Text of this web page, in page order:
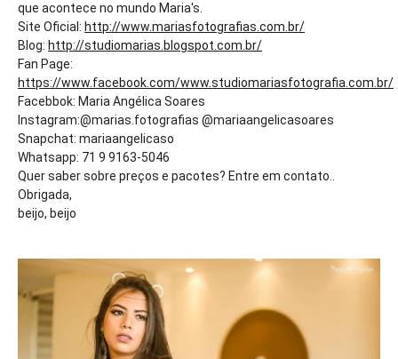
que acontece no mundo Maria's.
Site Oficial: http://www.mariasfotografias.com.br/
Blog: http://studiomarias.blogspot.com.br/
Fan Page:
https://www.facebook.com/www.studiomariasfotografia.com.br/
Facebbok: Maria Angélica Soares
Instagram:@marias.fotografias @mariaangelicasoares
Snapchat: mariaangelicaso
Whatsapp: 71 9 9163-5046
Quer saber sobre preços e pacotes? Entre em contato..
Obrigada,
beijo, beijo